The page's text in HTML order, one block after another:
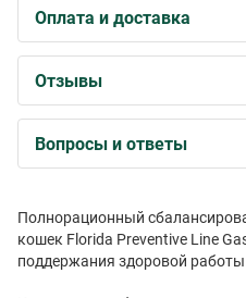
Оплата и доставка
Отзывы
Вопросы и ответы
Полнорационный
кошек Florida Preventive Line
поддержания здоровой